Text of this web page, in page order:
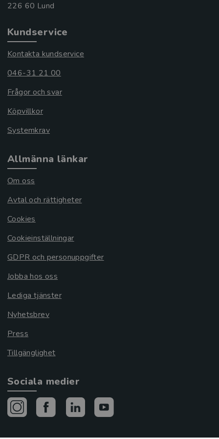
Kundservice
Kontakta kundservice
046-31 21 00
Frågor och svar
Köpvillkor
Systemkrav
Allmänna länkar
Om oss
Avtal och rättigheter
Cookies
Cookieinställningar
GDPR och personuppgifter
Jobba hos oss
Lediga tjänster
Nyhetsbrev
Press
Tillgänglighet
Sociala medier